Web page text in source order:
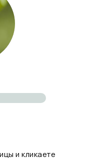
и кликаете